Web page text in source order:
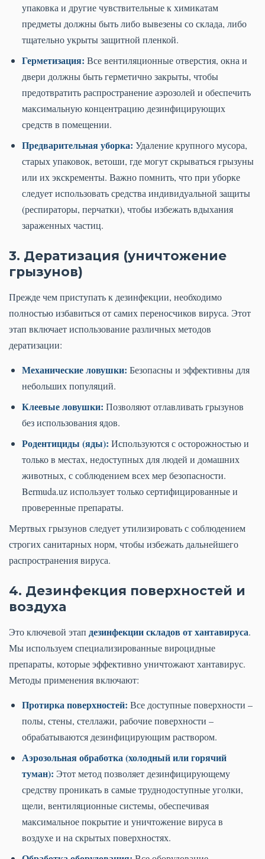
упаковка и другие чувствительные к химикатам
предметы должны быть либо вывезены со склада, либо
тщательно укрыты защитной пленкой.
Герметизация: Все вентиляционные отверстия, окна и
двери должны быть герметично закрыты, чтобы
предотвратить распространение аэрозолей и обеспечить
максимальную концентрацию дезинфицирующих
средств в помещении.
Предварительная уборка: Удаление крупного мусора,
старых упаковок, ветоши, где могут скрываться грызуны
или их экскременты. Важно помнить, что при уборке
следует использовать средства индивидуальной защиты
(респираторы, перчатки), чтобы избежать вдыхания
зараженных частиц.
3. Дератизация (уничтожение
грызунов)
Прежде чем приступать к дезинфекции, необходимо
полностью избавиться от самих переносчиков вируса. Этот
этап включает использование различных методов
дератизации:
Механические ловушки: Безопасны и эффективны для
небольших популяций.
Клеевые ловушки: Позволяют отлавливать грызунов
без использования ядов.
Родентициды (яды): Используются с осторожностью и
только в местах, недоступных для людей и домашних
животных, с соблюдением всех мер безопасности.
Bermuda.uz использует только сертифицированные и
проверенные препараты.
Мертвых грызунов следует утилизировать с соблюдением
строгих санитарных норм, чтобы избежать дальнейшего
распространения вируса.
4. Дезинфекция поверхностей и
воздуха
Это ключевой этап дезинфекции складов от хантавируса.
Мы используем специализированные вироцидные
препараты, которые эффективно уничтожают хантавирус.
Методы применения включают:
Протирка поверхностей: Все доступные поверхности –
полы, стены, стеллажи, рабочие поверхности –
обрабатываются дезинфицирующим раствором.
Аэрозольная обработка (холодный или горячий
туман): Этот метод позволяет дезинфицирующему
средству проникать в самые труднодоступные уголки,
щели, вентиляционные системы, обеспечивая
максимальное покрытие и уничтожение вируса в
воздухе и на скрытых поверхностях.